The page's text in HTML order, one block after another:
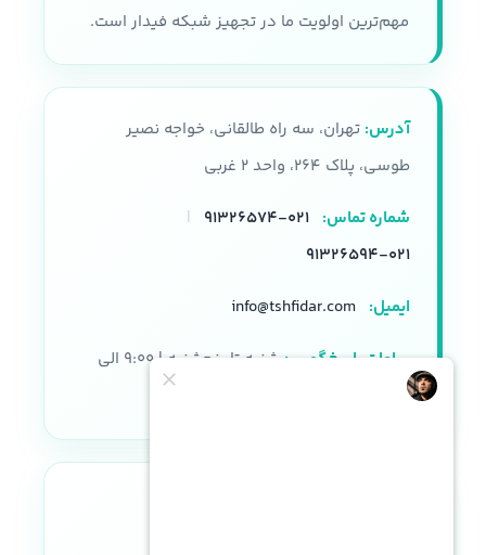
مهم‌ترین اولویت ما در تجهیز شبکه فیدار است.
آدرس: تهران، سه راه طالقانی، خواجه نصیر
طوسی، پلاک ۲۶۴، واحد ۲ غربی
شماره تماس: ۰۲۱-۹۱۳۲۶۵۷۴
|
۰۲۱-۹۱۳۲۶۵۹۴
ایمیل: info@tshfidar.com
ساعات پاسخگویی:
شنبه تا پنجشنبه | ۹:۰۰ الی
۱۸:۰۰